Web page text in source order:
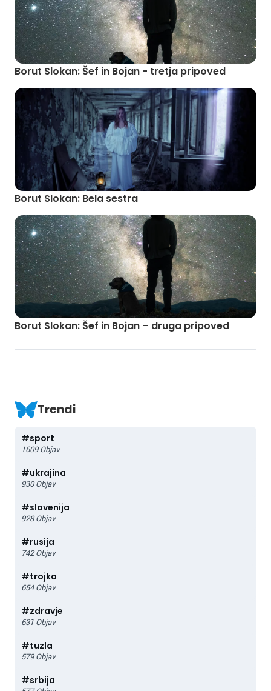
Borut Slokan: Šef in Bojan - tretja pripoved
Borut Slokan: Bela sestra
Borut Slokan: Šef in Bojan – druga pripoved
Trendi
#sport
1609 Objav
#ukrajina
930 Objav
#slovenija
928 Objav
#rusija
742 Objav
#trojka
654 Objav
#zdravje
631 Objav
#tuzla
579 Objav
#srbija